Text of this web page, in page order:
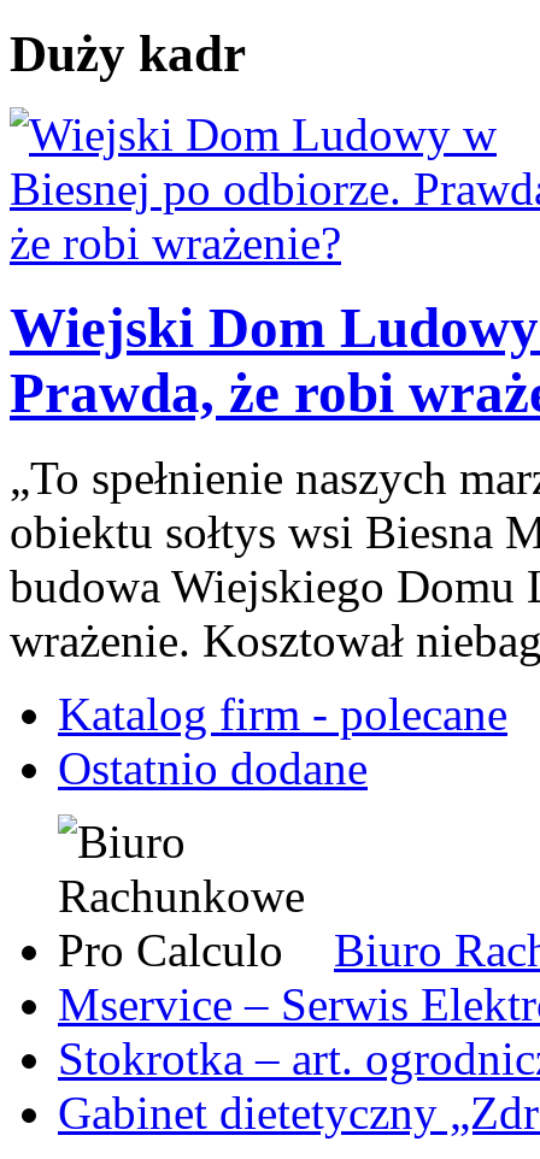
Duży kadr
Wiejski Dom
Prawda, że robi
„To spełnienie naszych
obiektu sołtys wsi Biesna
budowa Wiejskiego Domu
wrażenie. Kosztował
Katalog firm - polecane
Ostatnio dodane
Biuro
Mservice – Serwis
Stokrotka – art.
Gabinet dietetyczny